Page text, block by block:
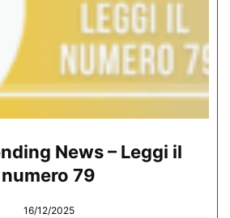
News – Leggi il
numero 79
16/12/2025